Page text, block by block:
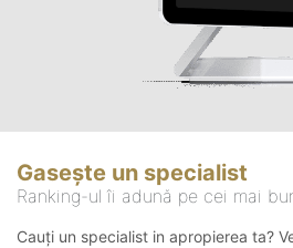
Gasește un specialist
Ranking-ul îi adună pe cei mai
Cauți un specialist in apropierea ta?